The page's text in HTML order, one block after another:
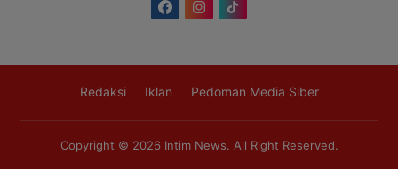
Redaksi Iklan Pedoman Media Siber
Copyright © 2026 Intim News. All Right Reserved.